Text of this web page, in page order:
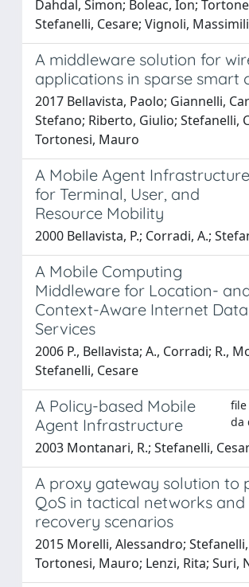
Dahdal, Simon; Boleac, Ion;
Stefanelli, Cesare; Vignoli,
A middleware solution for
applications in sparse smart
2017 Bellavista, Paolo; Giannelli,
Stefano; Riberto, Giulio; Stefanelli,
Tortonesi, Mauro
A Mobile Agent Infrastructure
for Terminal, User, and
Resource Mobility
2000 Bellavista, P.; Corradi, A.;
A Mobile Computing
Middleware for Location-
Context-Aware Internet Data
Services
2006 P., Bellavista; A., Corradi; R.,
Stefanelli, Cesare
A Policy-based Mobile
Agent Infrastructure
file
da
2003 Montanari, R.; Stefanelli,
A proxy gateway solution to
QoS in tactical networks and
recovery scenarios
2015 Morelli, Alessandro;
Tortonesi, Mauro; Lenzi, Rita; Suri,